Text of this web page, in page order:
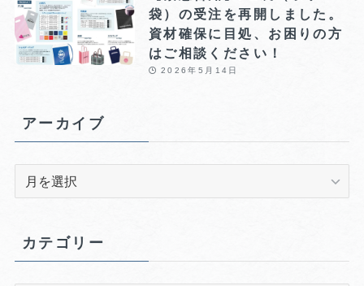
袋）の受注を再開しました。
資材確保に目処、お困りの方
はご相談ください！
2026年5月14日
アーカイブ
ア
イ
ブ
カテゴリー